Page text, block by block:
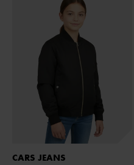
CARS JEANS